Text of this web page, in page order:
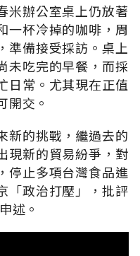
米辦公室桌上仍放著
一杯冷掉的咖啡，周
準備接受採訪。桌上
未吃完的早餐，而採
日常。尤其現在正值
開交。
新的挑戰，繼過去的
現新的貿易紛爭，對
停止多項台灣食品進
「政治打壓」，批評
述。